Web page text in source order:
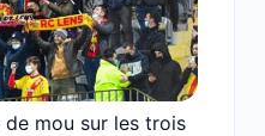
mou sur les trois